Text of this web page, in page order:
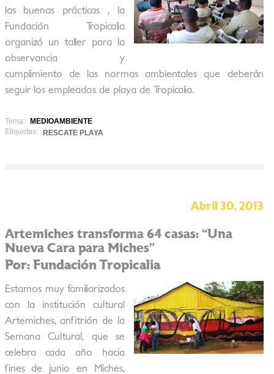
las buenas prácticas , la
Fundación Tropicalia
organizó un taller para la
observancia y
cumplimiento de las normas ambientales que deberán
seguir los empleados de playa de Tropicalia.
Tema:
MEDIOAMBIENTE
Etiquetas:
RESCATE PLAYA
Abril 30, 2013
Artemiches transforma 64 casas: “Una
Nueva Cara para Miches”
Por: Fundación Tropicalia
Estamos muy familiarizados
con la institución cultural
Artemiches, anfitrión de la
Semana Cultural, que se
celebra cada año hacia
fines de junio en Miches,